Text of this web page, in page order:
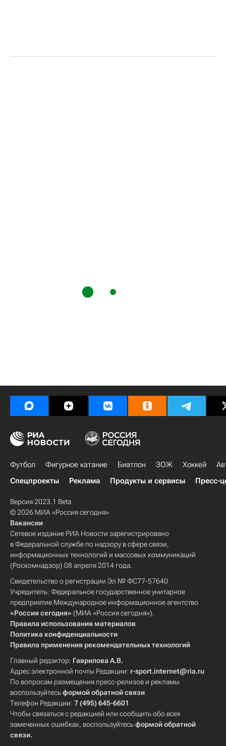
Футбол Фигурное катание Биатлон ЗОЖ Хоккей
Спецпроекты
Реклама Продукты и сервисы Пресс-
Версия 2023.1 Beta
© 2026 МИА «Россия сегодня»
Вакансии
Сетевое издание РИА Новости зарегистрировано
в Федеральной службе по надзору в сфере связи,
информационных технологий и массовых коммуникаций
(Роскомнадзор) 08 апреля 2014 года.
Свидетельство о регистрации Эл № ФС77-57640
Учредитель: Федеральное государственное унитарное
предприятие Международное информационное агентство
«Россия сегодня» (МИА «Россия сегодня»).
Правила использования материалов
Политика конфиденциальности
Правила применения рекомендательных технологий
Главный редактор: Гаврилова А.В.
Адрес электронной почты Редакции: r-sport.internet@ria.ru
По вопросам размещения пресс-релизов и рекламы
воспользуйтесьформой обратной связи
Телефон Редакции: 7 (495) 645-6601
Чтобы связаться с редакцией или сообщить обо всех
замеченных ошибках, воспользуйтесьформой обратной
связи.